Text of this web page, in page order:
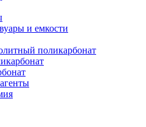
и емкости
поликарбонат